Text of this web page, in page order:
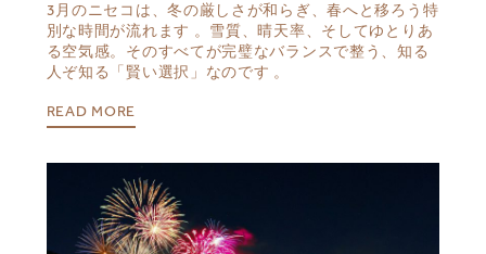
3月のニセコは、冬の厳しさが和らぎ、春へと移ろう特
別な時間が流れます 。雪質、晴天率、そしてゆとりあ
る空気感。そのすべてが完璧なバランスで整う、知る
人ぞ知る「賢い選択」なのです 。
READ MORE